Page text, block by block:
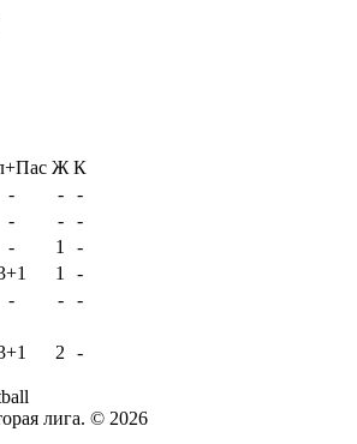
Ж К
- -
-
- -
-
- 1
-
1
-
- -
-
2 -
лига. © 2026